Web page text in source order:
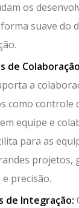
os
suave do
de
a
como controle
equipe e
para as
projetos,
precisão.
de Integração: